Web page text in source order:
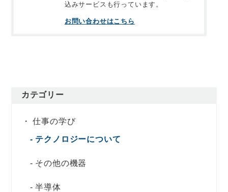
込みサービスも行っています。
お問い合わせはこちら
カテゴリー
仕事の学び
テクノロジーについて
その他の機器
半導体